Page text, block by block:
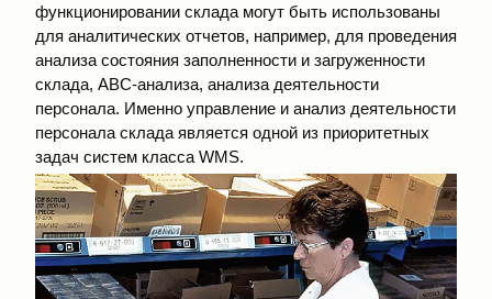
функционировании склада могут быть использованы
для аналитических отчетов, например, для проведения
анализа состояния заполненности и загруженности
склада, ABC-анализа, анализа деятельности
персонала. Именно управление и анализ деятельности
персонала склада является одной из приоритетных
задач систем класса WMS.